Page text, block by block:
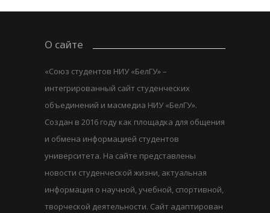
О сайте
«Союз студентов НИУ «БелГУ» –
интегрированный сайт студенческих
объединений и масмедиа НИУ «БелГУ».
Создан в 2016 году как площадка для общения
и обмена информацией студентов
университета. На сайте представлены
новости студенческой жизни, актуальная
информация о научной, учебной, спортивной,
творческой деятельности. Сайт адаптирован